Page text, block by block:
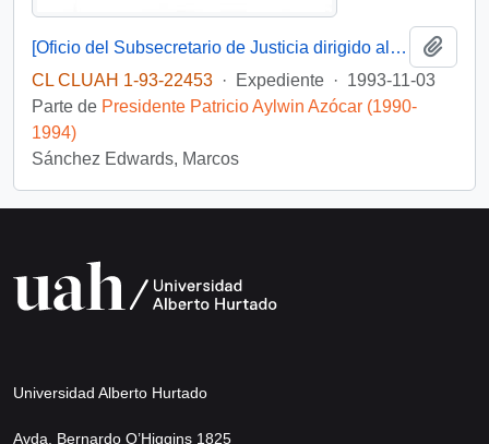
[Oficio del Subsecretario de Justicia dirigido al sr. Wilfried Telkamper, miembro del parlamento europeo]
CL CLUAH 1-93-22453 · Expediente · 1993-11-03
Parte de Presidente Patricio Aylwin Azócar (1990-
1994)
Sánchez Edwards, Marcos
Universidad Alberto Hurtado
Avda. Bernardo O’Higgins 1825